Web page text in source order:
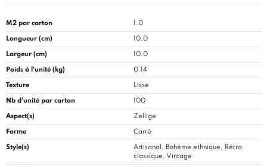
M2 par carton 1.0
Longueur (cm) 10.0
Largeur (cm) 10.0
Poids à l'unité (kg) 0.14
Texture Lisse
Nb d'unité par carton 100
Aspect(s) Zellige
Forme Carré
Style(s)
Artisanal, Bohème ethnique, Rétro
classique, Vintage